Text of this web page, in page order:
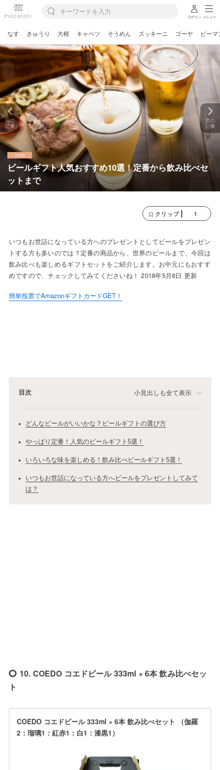
ログイン メニュー
なす きゅうり 大根 キャベツ そうめん ズッキーニ ゴーヤ ピーマ
ビールギフト人気おすすめ10選！定番から飲み比べセ
ットまで
前の
記事
次の
記事
クリップ 1
いつもお世話になっている方へのプレゼントとしてビールをプレゼン
トする方も多いのでは？定番の商品から、世界のビールまで、今回は
飲み比べも楽しめるギフトセットをご紹介します。お中元にもおすす
めですので、チェックしてみてくださいね！ 2018年5月8日 更新
簡単投票でAmazonギフトカードGET！
目次 小見出しも全て表示
どんなビールがいいかな？ビールギフトの選び方
やっぱり定番！人気のビールギフト5選！
いろいろな味を楽しめる！飲み比べビールギフト5選！
いつもお世話になっている方へビールをプレゼントしてみて
は？
10. COEDO コエドビール 333ml × 6本 飲み比べセッ
ト
COEDO コエドビール 333ml × 6本 飲み比べセット （伽羅
2：瑠璃1：紅赤1：白1：漆黒1）